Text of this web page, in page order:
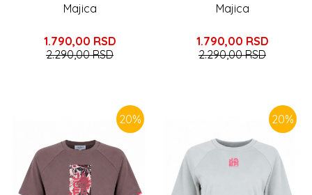
Majica
1.790,00 RSD
2.290,00RSD
Majica
1.790,00 RSD
2.290,00RSD
20% 20%